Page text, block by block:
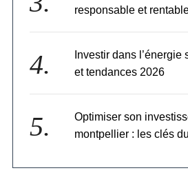
responsable et
Investir dans
et tendances 2026
Optimiser son
montpellier : les clés